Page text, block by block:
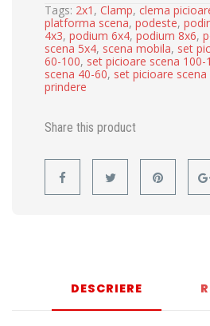
Tags: 2x1 , Clamp, clema
platforma scena, podeste,
4x3, podium 6x4, podium 8x6,
scena 5x4, scena mobila, set
60-100, set picioare scena 100-
scena 40-60, set picioare scena
prindere
Share this product
DESCRIERE